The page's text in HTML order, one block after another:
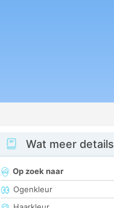
Wat meer details
Op zoek naar
Ogenkleur